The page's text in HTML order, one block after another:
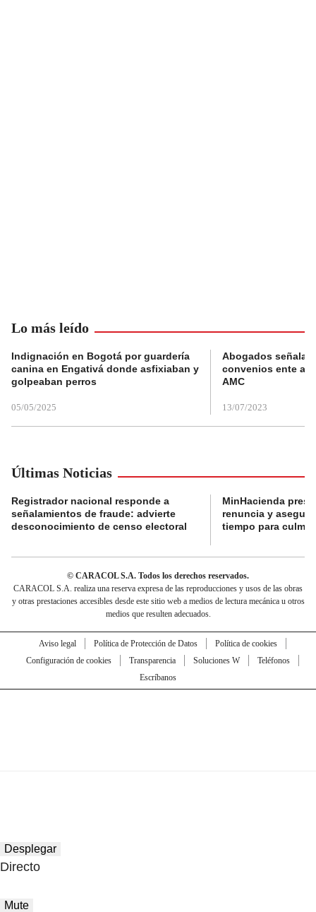
Lo más leído
Indignación en Bogotá por guardería
canina en Engativá donde asfixiaban y
golpeaban perros
05/05/2025
Abogados
convenios ente
AMC
13/07/2023
Últimas Noticias
Registrador nacional responde a
señalamientos de fraude: advierte
desconocimiento de censo electoral
MinHacienda
renuncia y
tiempo para
© CARACOL S.A. Todos los derechos reservados.
CARACOL S.A. realiza una reserva expresa de las reproducciones y usos de las obras
y otras prestaciones accesibles desde este sitio web a medios de lectura mecánica u otros
medios que resulten adecuados.
Aviso legal Política de Protección de Datos
Política de cookies
Configuración de cookies
Transparencia Soluciones W
Teléfonos
Escríbanos
Desplegar
Directo
Mute